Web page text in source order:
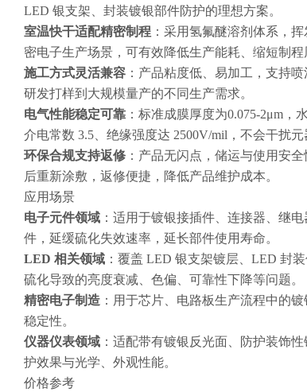
LED 银支架、封装镀银部件防护的理想方案。
室温快干适配精密制程 ：采用氢氟醚溶剂体系，
密电子生产场景，可有效降低生产能耗、缩短制程
施工方式灵活兼容 ：产品粘度低、易加工，支持
研发打样到大规模量产的不同生产需求。
电气性能稳定可靠 ：标准成膜厚度为0.075-2μm，
介电常数 3.5、绝缘强度达 2500V/mil，不会干扰元
环保合规支持返修 ：产品无闪点，储运与使用安
后重新涂敷，返修便捷，降低产品维护成本。
应用场景
电子元件领域 ：适用于镀银接插件、连接器、继
件，延缓硫化失效速率，延长部件使用寿命。
LED 相关领域 ：覆盖 LED 银支架镀层、LED 封
硫化导致的亮度衰减、色偏、可靠性下降等问题。
精密电子制造 ：用于芯片、电路板生产流程中的
稳定性。
仪器仪表领域 ：适配带有镀银反光面、防护装饰
护效果与光学、外观性能。
价格参考